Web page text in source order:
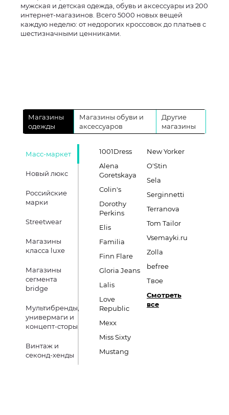
мужская и детская одежда, обувь и аксессуары из 200
интернет-магазинов. Всего 5000 новых вещей
каждую неделю: от недорогих кроссовок до платьев с
шестизначными ценниками.
Магазины
одежды
Магазины обуви и
аксессуаров
Другие
магазины
Масс-маркет
Новый люкс
Российские
марки
Streetwear
Магазины
класса luxe
Магазины
сегмента
bridge
Мультибренды,
универмаги и
концепт-сторы
Винтаж и
секонд-хенды
1001Dress
Alena
Goretskaya
Colin's
Dorothy
Perkins
Elis
Familia
Finn Flare
Gloria Jeans
Lalis
Love
Republic
Mexx
Miss Sixty
Mustang
New Yorker
O'Stin
Sela
Serginnetti
Terranova
Tom Tailor
Vsemayki.ru
Zolla
befree
Твое
Смотреть
все